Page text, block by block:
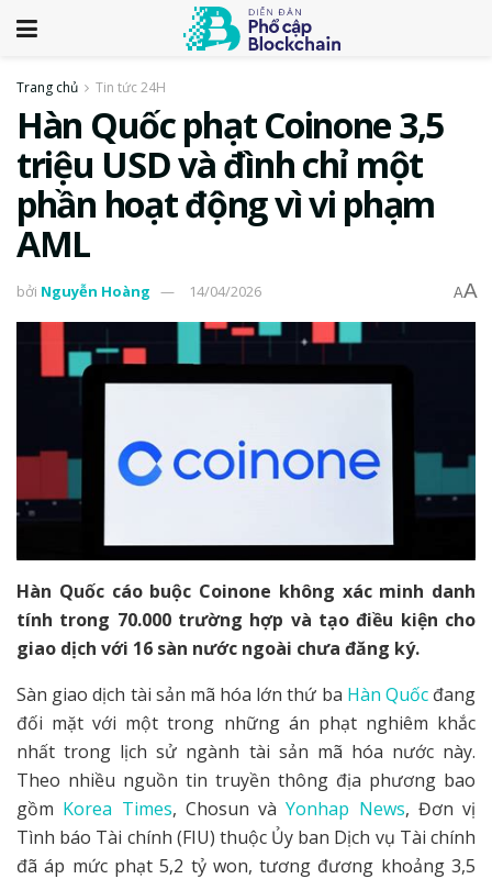
Trang chủ Tin tức 24H
Hàn Quốc phạt Coinone 3,5
triệu USD và đình chỉ một
phần hoạt động vì vi phạm
AML
bởi Nguyễn Hoàng 14/04/2026 AA
Hàn Quốc cáo buộc Coinone không xác minh danh
tính trong 70.000 trường hợp và tạo điều kiện cho
giao dịch với 16 sàn nước ngoài chưa đăng ký.
Sàn giao dịch tài sản mã hóa lớn thứ ba Hàn Quốcđang
đối mặt với một trong những án phạt nghiêm khắc
nhất trong lịch sử ngành tài sản mã hóa nước này.
Theo nhiều nguồn tin truyền thông địa phương bao
gồm Korea Times, Chosun vàYonhap News, Đơn vị
Tình báo Tài chính (FIU) thuộc Ủy ban Dịch vụ Tài chính
đã áp mức phạt 5,2 tỷ won, tương đương khoảng 3,5